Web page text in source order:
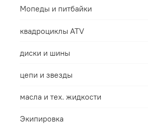
Мопеды и питбайки
квадроциклы ATV
диски и шины
цепи и звезды
масла и тех. жидкости
Экипировка